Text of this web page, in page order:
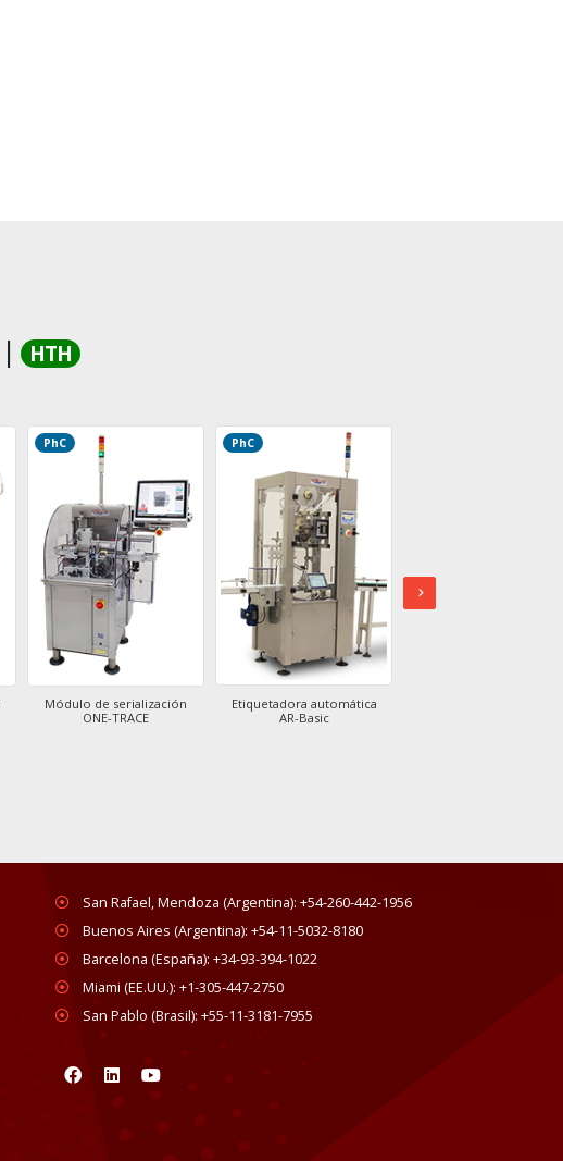
| HTH
PhC
Módulo de serialización
ONE-TRACE
PhC
Etiquetadora automática
AR-Basic
San Rafael, Mendoza (Argentina): +54-260-442-1956
Buenos Aires (Argentina): +54-11-5032-8180
Barcelona (España): +34-93-394-1022
Miami (EE.UU.): +1-305-447-2750
San Pablo (Brasil): +55-11-3181-7955